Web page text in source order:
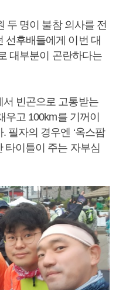
두 명이 불참 의사를 전
선후배들에게 이번 대
대부분이 곤란하다는
빈곤으로 고통받는
우고 100km를 기꺼이
필자의 경우엔 ‘옥스팜
타이틀이 주는 자부심